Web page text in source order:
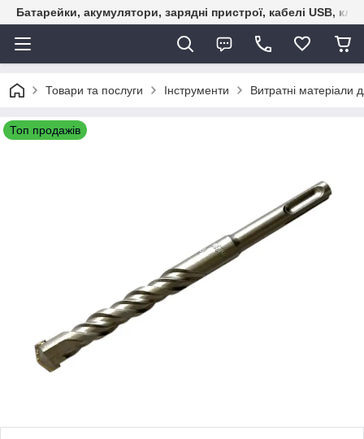
Батарейки, акумулятори, зарядні пристрої, кабелі USB,
Товари та послуги Інструменти Витратні матеріали
Топ продажів